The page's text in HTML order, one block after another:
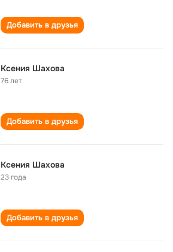
Добавить в друзья
Ксения Шахова
76 лет
Добавить в друзья
Ксения Шахова
23 года
Добавить в друзья